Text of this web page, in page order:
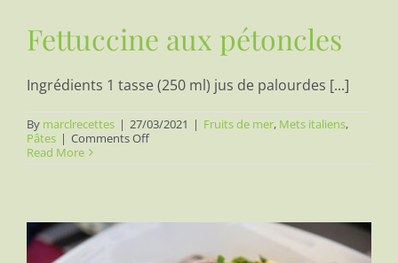
Fettuccine aux pétoncles
Ingrédients 1 tasse (250 ml) jus de palourdes [...]
By marclrecettes | 27/03/2021 | Fruits de mer, Mets italiens,
Pâtes | Comments Offon
aux
Read More